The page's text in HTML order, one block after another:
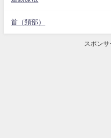
首（頚部）
スポンサ